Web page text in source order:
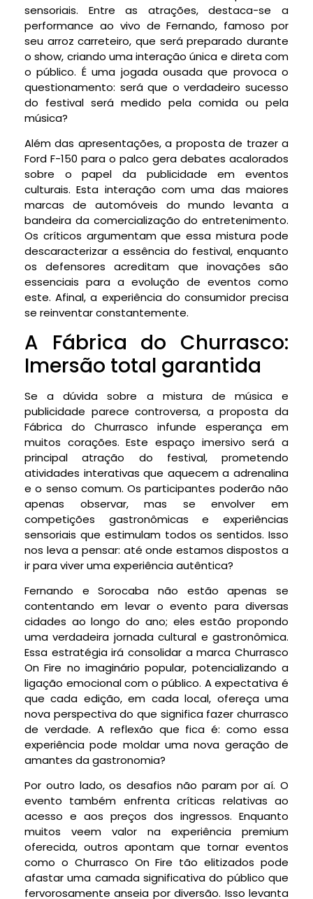
sensoriais. Entre as atrações, destaca-se a
performance ao vivo de Fernando, famoso por
seu arroz carreteiro, que será preparado durante
o show, criando uma interação única e direta com
o público. É uma jogada ousada que provoca o
questionamento: será que o verdadeiro sucesso
do festival será medido pela comida ou pela
música?
Além das apresentações, a proposta de trazer a
Ford F-150 para o palco gera debates acalorados
sobre o papel da publicidade em eventos
culturais. Esta interação com uma das maiores
marcas de automóveis do mundo levanta a
bandeira da comercialização do entretenimento.
Os críticos argumentam que essa mistura pode
descaracterizar a essência do festival, enquanto
os defensores acreditam que inovações são
essenciais para a evolução de eventos como
este. Afinal, a experiência do consumidor precisa
se reinventar constantemente.
A Fábrica do Churrasco:
Imersão total garantida
Se a dúvida sobre a mistura de música e
publicidade parece controversa, a proposta da
Fábrica do Churrasco infunde esperança em
muitos corações. Este espaço imersivo será a
principal atração do festival, prometendo
atividades interativas que aquecem a adrenalina
e o senso comum. Os participantes poderão não
apenas observar, mas se envolver em
competições gastronômicas e experiências
sensoriais que estimulam todos os sentidos. Isso
nos leva a pensar: até onde estamos dispostos a
ir para viver uma experiência autêntica?
Fernando e Sorocaba não estão apenas se
contentando em levar o evento para diversas
cidades ao longo do ano; eles estão propondo
uma verdadeira jornada cultural e gastronômica.
Essa estratégia irá consolidar a marca Churrasco
On Fire no imaginário popular, potencializando a
ligação emocional com o público. A expectativa é
que cada edição, em cada local, ofereça uma
nova perspectiva do que significa fazer churrasco
de verdade. A reflexão que fica é: como essa
experiência pode moldar uma nova geração de
amantes da gastronomia?
Por outro lado, os desafios não param por aí. O
evento também enfrenta críticas relativas ao
acesso e aos preços dos ingressos. Enquanto
muitos veem valor na experiência premium
oferecida, outros apontam que tornar eventos
como o Churrasco On Fire tão elitizados pode
afastar uma camada significativa do público que
fervorosamente anseia por diversão. Isso levanta